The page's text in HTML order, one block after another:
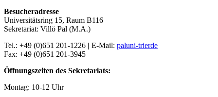
Besucheradresse
Universitätsring 15, Raum B116
Sekretariat: Villö Pal (M.A.)
Tel.: +49 (0)651 201-1226 | E-Mail: paluni-trierde
Fax: +49 (0)651 201-3945
Öffnungszeiten des Sekretariats:
Montag: 10-12 Uhr